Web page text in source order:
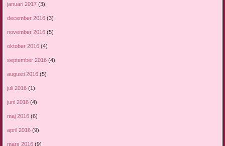
januari 2017(3)
december 2016(3)
november 2016(5)
oktober 2016(4)
september 2016(4)
augusti 2016(5)
juli 2016(1)
juni 2016(4)
maj 2016(6)
april 2016(9)
mars 2016(9)